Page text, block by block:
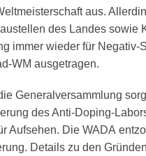
aus.
des Landes sowie
immer wieder für
WM ausgetragen.
Generalversammlung
des Anti-Doping-
Aufsehen. Die WADA
Details zu den